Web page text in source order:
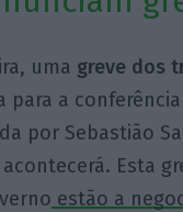
uma greve dos
para a
por Sebastião
Esta
estão a